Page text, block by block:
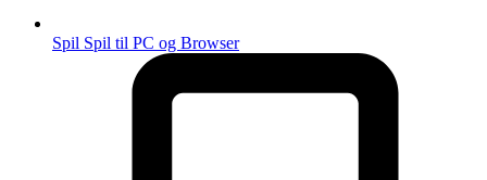
Spil Spil til PC og Browser